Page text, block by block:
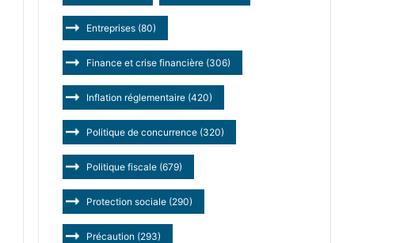
Entreprises (80)
Finance et crise financière (306)
Inflation réglementaire (420)
Politique de concurrence (320)
Politique fiscale (679)
Protection sociale (290)
Précaution (293)